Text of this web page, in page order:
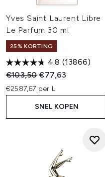
Yves Saint Laurent Libre
Le Parfum 30 ml
25% KORTING
4.8 (13866)
Recommended Retail Price:
€103,50Huidige prijs:
€77,63
€2587,67 per L
SNEL KOPEN